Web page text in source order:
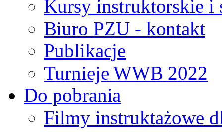
Kursy instruktorskie i
Biuro PZU - kontakt
Publikacje
Turnieje WWB 2022
Do pobrania
Filmy instruktażowe